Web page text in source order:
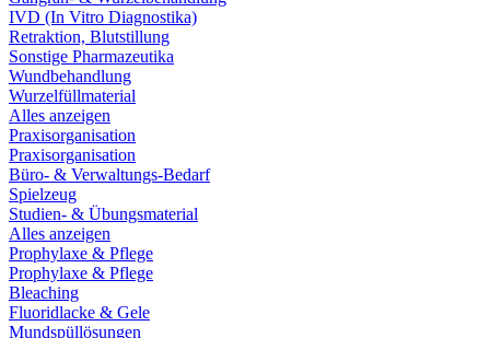
IVD (In Vitro Diagnostika)
Retraktion, Blutstillung
Sonstige Pharmazeutika
Wundbehandlung
Wurzelfüllmaterial
Alles anzeigen
Praxisorganisation
Praxisorganisation
Büro- & Verwaltungs-Bedarf
Spielzeug
Studien- & Übungsmaterial
Alles anzeigen
Prophylaxe & Pflege
Prophylaxe & Pflege
Bleaching
Fluoridlacke & Gele
Mundspüllösungen